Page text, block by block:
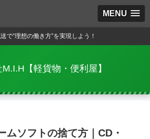
MENU
で“理想の働き方”を実現しよう！
【軽貨物・便利屋】
ムソフトの捨て方｜CD・